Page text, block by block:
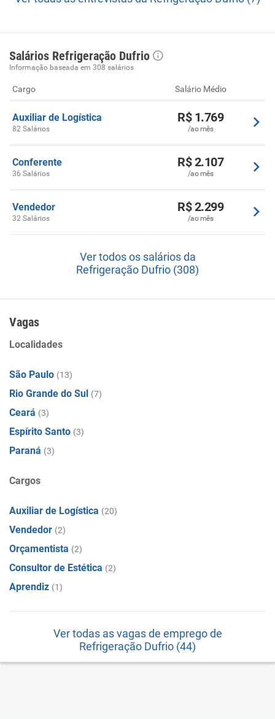
Salários Refrigeração Dufrio
Informação baseada em 308 salários
Cargo Salário Médio
Auxiliar de Logística
82 Salários
R$ 1.769
/ao mês
Conferente
36 Salários
R$ 2.107
/ao mês
Vendedor
32 Salários
R$ 2.299
/ao mês
Ver todos os salários da
Refrigeração Dufrio (308)
Vagas
Localidades
São Paulo (13)
Rio Grande do Sul (7)
Ceará (3)
Espírito Santo (3)
Paraná (3)
Cargos
Auxiliar de Logística (20)
Vendedor (2)
Orçamentista (2)
Consultor de Estética (2)
Aprendiz (1)
Ver todas as vagas de emprego de
Refrigeração Dufrio (44)